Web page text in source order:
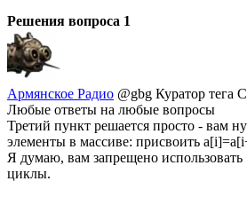
Решения вопроса 1
Армянское Радио @gbg Куратор тега
Любые ответы на любые вопросы
Третий пункт решается просто - вам
элементы в массиве: присвоить
Я думаю, вам запрещено
циклы.